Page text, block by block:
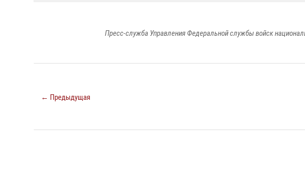
Пресс-служба Управления Федеральной службы войск
← Предыдущая